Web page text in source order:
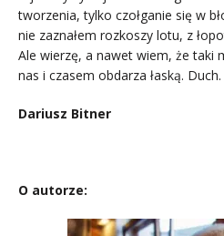
tworzenia, tylko czołganie się w
nie zaznałem rozkoszy lotu, z
Ale wierzę, a nawet wiem, że taki
nas i czasem obdarza łaską.
Dariusz Bitner
O autorze: